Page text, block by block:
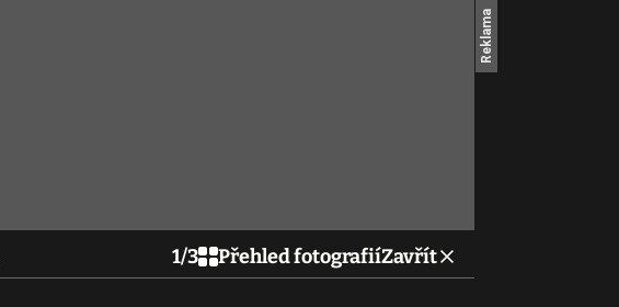
1/3 Přehled fotografiíZavřít